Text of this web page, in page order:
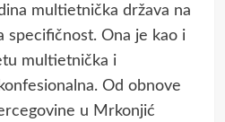
multietnička država na
specifičnost. Ona je kao i
multietnička i
Od obnove
u Mrkonjić